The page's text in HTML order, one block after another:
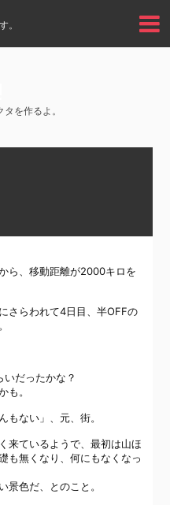
。
を作るよ。
ら、移動距離が2000キロを
さらわれて4日目、半OFFの
だったかな？
も。
もない」、元、街。
来ているようで、最初は山ほ
も無くなり、何にもなくなっ
景色だ、とのこと。